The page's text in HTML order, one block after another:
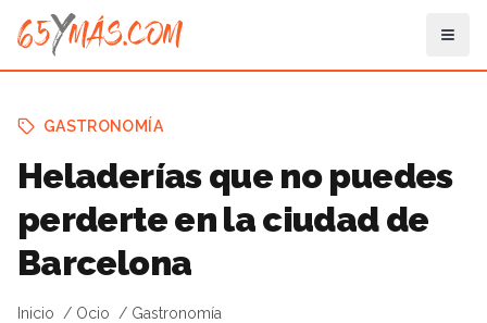
GASTRONOMÍA
Heladerías que no puedes
perderte en la ciudad de
Barcelona
Inicio Ocio Gastronomía